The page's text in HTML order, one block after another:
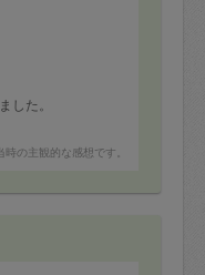
した。
の主観的な感想です。